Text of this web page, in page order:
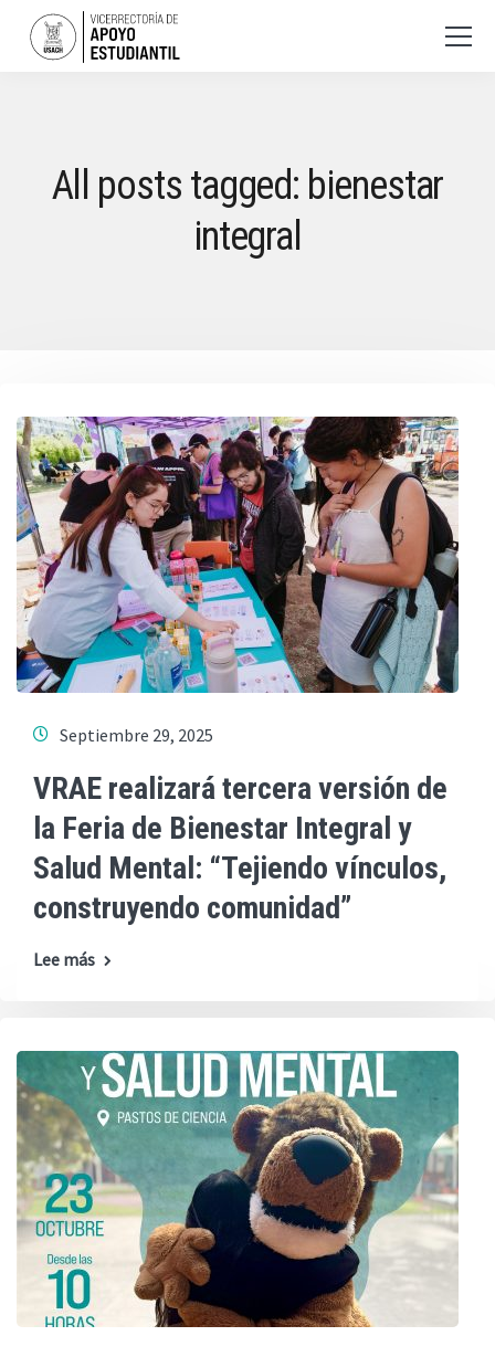
All posts tagged: bienestar
integral
Septiembre 29, 2025
VRAE realizará tercera versión de
la Feria de Bienestar Integral y
Salud Mental: “Tejiendo vínculos,
construyendo comunidad”
Lee más